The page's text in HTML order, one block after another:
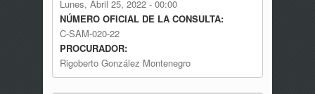
Lunes, Abril 25, 2022 - 00:00
NÚMERO OFICIAL DE LA CONSULTA:
C-SAM-020-22
PROCURADOR:
Rigoberto González Montenegro